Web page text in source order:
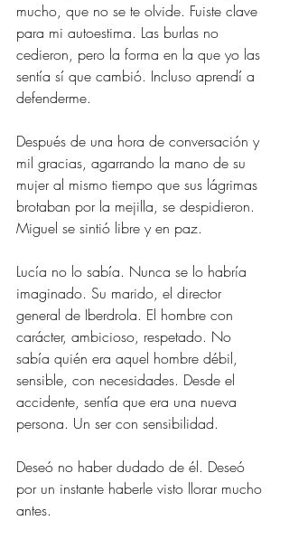
mucho, que no se te olvide. Fuiste clave
para mi autoestima. Las burlas no
cedieron, pero la forma en la que yo las
sentía sí que cambió. Incluso aprendí a
defenderme.
Después de una hora de conversación y
mil gracias, agarrando la mano de su
mujer al mismo tiempo que sus lágrimas
brotaban por la mejilla, se despidieron.
Miguel se sintió libre y en paz.
Lucía no lo sabía. Nunca se lo habría
imaginado. Su marido, el director
general de Iberdrola. El hombre con
carácter, ambicioso, respetado. No
sabía quién era aquel hombre débil,
sensible, con necesidades. Desde el
accidente, sentía que era una nueva
persona. Un ser con sensibilidad.
Deseó no haber dudado de él. Deseó
por un instante haberle visto llorar mucho
antes.